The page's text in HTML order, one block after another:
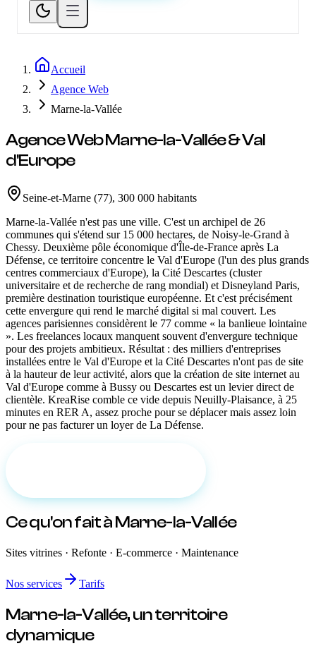
Accueil
Agence Web
Marne-la-Vallée
Agence WebMarne-la-Vallée & Val
d'Europe
Seine-et-Marne (77), 300 000 habitants
Marne-la-Vallée n'est pas une ville. C'est un archipel de 26
communes qui s'étend sur 15 000 hectares, de Noisy-le-Grand à
Chessy. Deuxième pôle économique d'Île-de-France après La
Défense, ce territoire concentre le Val d'Europe (l'un des plus grands
centres commerciaux d'Europe), la Cité Descartes (cluster
universitaire et de recherche de rang mondial) et Disneyland Paris,
première destination touristique européenne. Et c'est précisément
cette envergure qui rend le marché digital si mal couvert. Les
agences parisiennes considèrent le 77 comme « la banlieue lointaine
». Les freelances locaux manquent souvent d'envergure technique
pour des projets ambitieux. Résultat : des milliers d'entreprises
installées entre le Val d'Europe et la Cité Descartes n'ont pas de site
à la hauteur de leur activité, alors que la création de site internet au
Val d'Europe comme à Bussy ou Descartes est un levier direct de
clientèle. KreaRise comble ce vide depuis Neuilly-Plaisance, à 25
minutes en RER A, assez proche pour se déplacer mais assez loin
pour ne pas facturer un loyer de La Défense.
Ce qu'on faità Marne-la-Vallée
Sites vitrines · Refonte · E-commerce · Maintenance
Nos services Tarifs
Marne-la-Vallée, un territoire
dynamique